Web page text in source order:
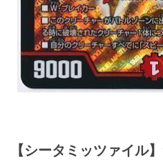
【シータミッツァイル